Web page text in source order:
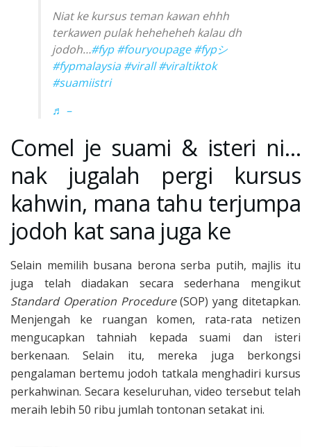
Niat ke kursus teman kawan ehhh
terkawen pulak heheheheh kalau dh
jodoh…#fyp #fouryoupage #fypシ
#fypmalaysia #virall #viraltiktok
#suamiistri
♬ –
Comel je suami & isteri ni…
nak jugalah pergi kursus
kahwin, mana tahu terjumpa
jodoh kat sana juga ke
Selain memilih busana berona serba putih, majlis itu
juga telah diadakan secara sederhana mengikut
Standard Operation Procedure(SOP) yang ditetapkan.
Menjengah ke ruangan komen, rata-rata netizen
mengucapkan tahniah kepada suami dan isteri
berkenaan. Selain itu, mereka juga berkongsi
pengalaman bertemu jodoh tatkala menghadiri kursus
perkahwinan. Secara keseluruhan, video tersebut telah
meraih lebih 50 ribu jumlah tontonan setakat ini.